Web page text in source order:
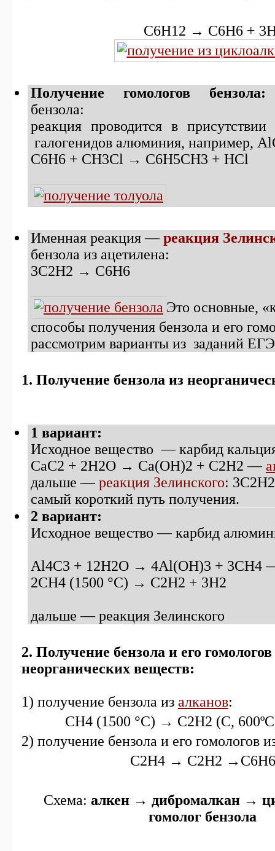
С6H12 → C6H6 +
Получение гомологов
бензола:
реакция проводится в
галогенидов алюминия, например,
C6H6 + CH3Cl → C6H5CH3 + HCl
Именная реакция —реакция
бензола из ацетилена:
3С2H2 → C6H6
Это основные,
способы получения бензола и его
рассмотрим варианты из заданий ЕГЭ
1. Получение бензола из
1 вариант:
Исходное вещество — карбид
CaC2 + 2H2O → Ca(OH)2 + C2H2 —
дальше —реакция Зелинского:
самый короткий путь получения.
2 вариант:
Исходное вещество — карбид
Al4C3 + 12H2O → 4Al(OH)3 + 3CH4
2СH4 (1500 °C) → C2H2 + 3H2
дальше — реакция Зелинского
2. Получение бензола и его
неорганических веществ:
1) получение бензола из алканов:
СH4 (1500 °C) → C2H2 (С,
2) получение бензола и его гомологов
С2H4 → C2H2 →C6H6
Схема: алкен → дибромалкан →
гомолог бензола